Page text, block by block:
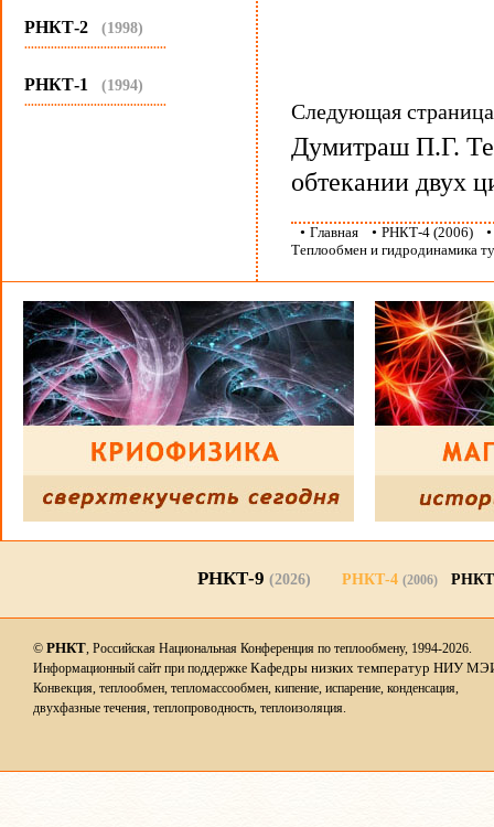
РНКТ-2 (1998)
...........................................
РНКТ-1 (1994)
........................................... Следующая
Думитраш П.Г.
обтекании двух
• Главная • РНКТ-4 (2006)
Теплообмен и гидродинамика
РНКТ-9 (2026) РНКТ-4 (2006)
© РНКТ, Российская Национальная Конференция по теплообмену, 1994-2026.
Информационный сайт при поддержке Кафедры низких температур НИУ
Конвекция, теплообмен, тепломассообмен, кипение, испарение, конденсация,
двухфазные течения, теплопроводность, теплоизоляция.